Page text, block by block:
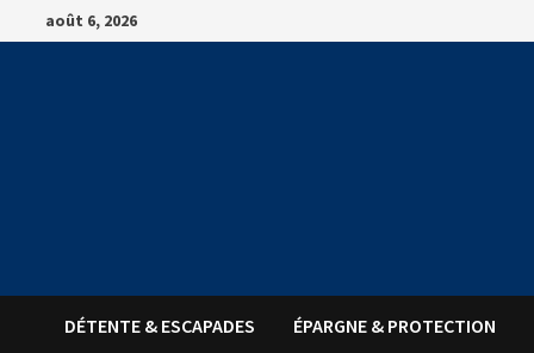
Passer
au
août 6, 2026
DÉTENTE & ESCAPADES ÉPARGNE & PROTECTION